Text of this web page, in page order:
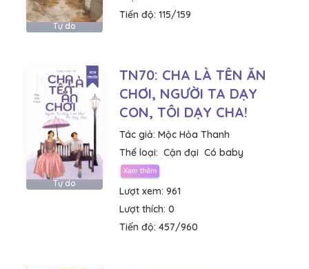
Tự do
Tiến độ: 115/159
Tự do
TN70: CHA LÀ TÊN ĂN
CHƠI, NGƯỜI TA DẠY
CON, TÔI DẠY CHA!
Tác giả: Mộc Hỏa Thanh
Thể loại: Cận đại Có baby
Lượt xem: 961
Lượt thích: 0
Tiến độ: 457/960